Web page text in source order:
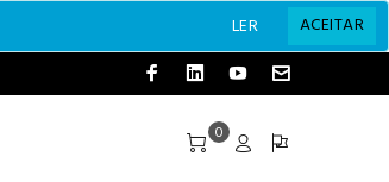
LER
ACEITAR
0